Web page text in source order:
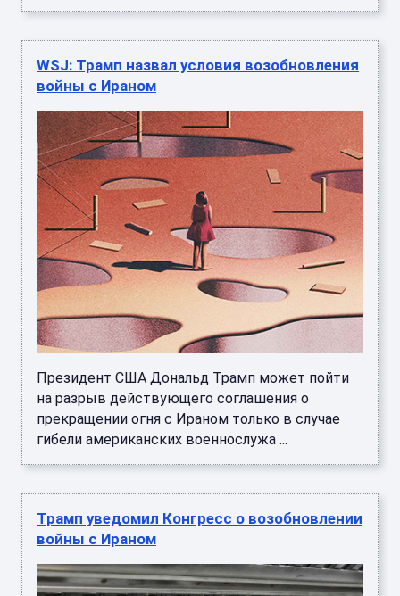
WSJ: Трамп назвал условия возобновления
войны с Ираном
Президент США Дональд Трамп может пойти
на разрыв действующего соглашения о
прекращении огня с Ираном только в случае
гибели американских военнослужа ...
Трамп уведомил Конгресс о возобновлении
войны с Ираном